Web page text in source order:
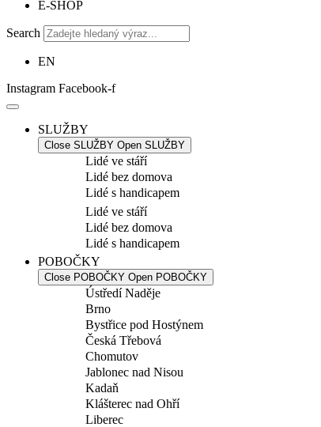
E-SHOP
Search
EN
Instagram Facebook-f
SLUŽBY
Close SLUŽBY Open SLUŽBY
Lidé ve stáří
Lidé bez domova
Lidé s handicapem
Lidé ve stáří
Lidé bez domova
Lidé s handicapem
POBOČKY
Close POBOČKY Open POBOČKY
Ústředí Naděje
Brno
Bystřice pod Hostýnem
Česká Třebová
Chomutov
Jablonec nad Nisou
Kadaň
Klášterec nad Ohří
Liberec